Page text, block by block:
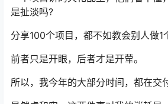
是扯淡吗?
分享100个项目，都不如教会别人做1
前者只是开眼，后者才是开荤。
所以，我今年的大部分时间，都在交付